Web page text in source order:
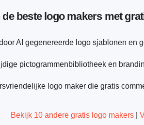
beste logo makers met
AI gegenereerde logo sjablonen en
pictogrammenbibliotheek en
logo maker die gratis
Bekijk 10 andere gratis logo makers|